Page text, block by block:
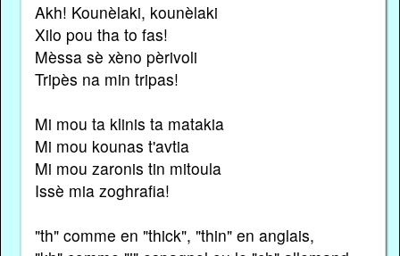
Akh! Kounèlaki, kounèlaki
Xilo pou tha to fas!
Mèssa sè xèno pèrivoli
Tripès na min tripas!
Mi mou ta klinis ta matakia
Mi mou kounas t'avtia
Mi mou zaronis tin mitoula
Issè mia zoghrafia!
"th" comme en "thick", "thin" en anglais,